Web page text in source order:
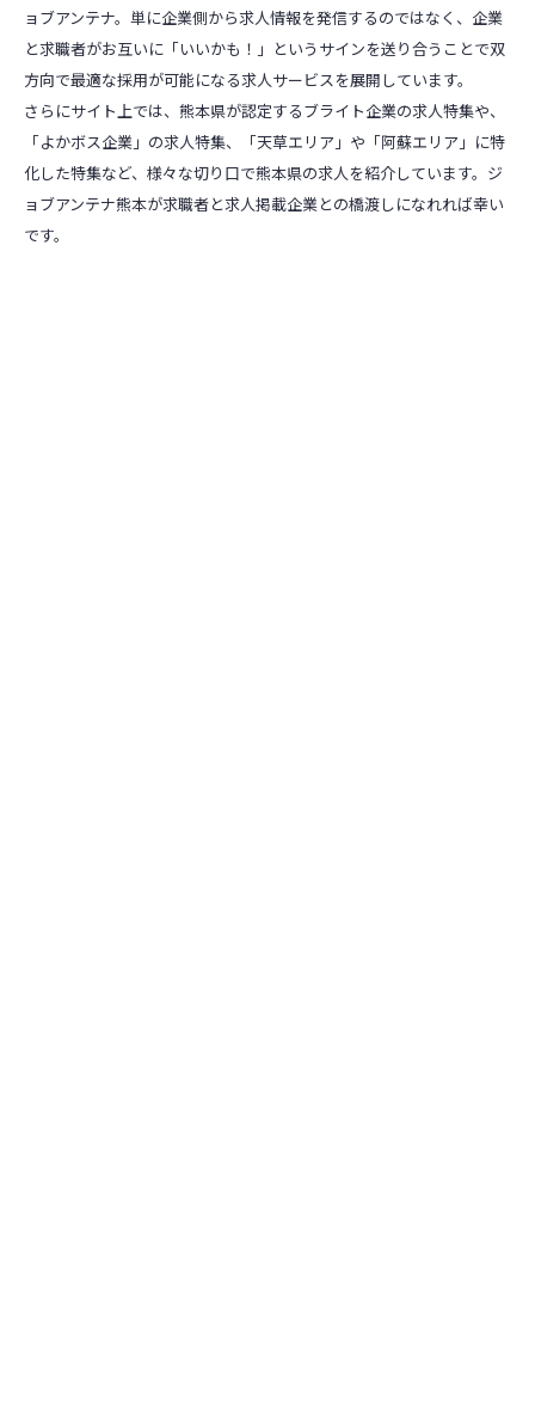
ョブアンテナ。単に企業側から求人情報を発信するのではなく、企業
と求職者がお互いに「いいかも！」というサインを送り合うことで双
方向で最適な採用が可能になる求人サービスを展開しています。
さらにサイト上では、熊本県が認定するブライト企業の求人特集や、
「よかボス企業」の求人特集、「天草エリア」や「阿蘇エリア」に特
化した特集など、様々な切り口で熊本県の求人を紹介しています。ジ
ョブアンテナ熊本が求職者と求人掲載企業との橋渡しになれれば幸い
です。